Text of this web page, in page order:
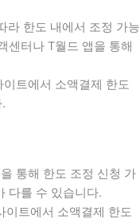
라 한도 내에서 조정 가능
센터나 T월드 앱을 통해
트에서 소액결제 한도
통해 한도 조정 신청 가
다를 수 있습니다.
이트에서 소액결제 한도